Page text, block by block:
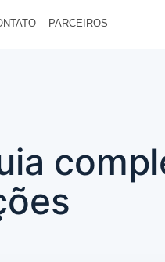
PARCEIROS